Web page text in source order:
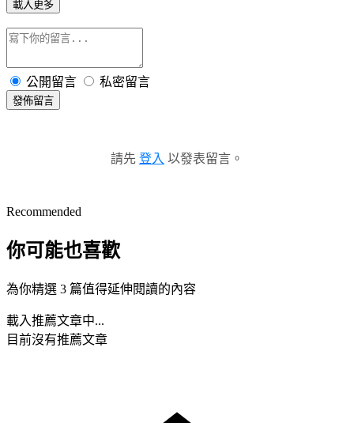
載入更多
公開留言 私密留言
發佈留言
請先 登入 以發表留言。
Recommended
你可能也喜歡
為你精選 3 篇值得延伸閱讀的內容
載入推薦文章中...
目前沒有推薦文章